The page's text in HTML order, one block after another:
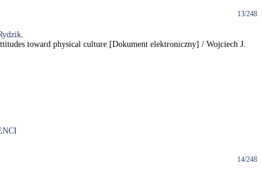
13/248
.
toward physical culture [Dokument elektroniczny] / Wojciech J.
14/248